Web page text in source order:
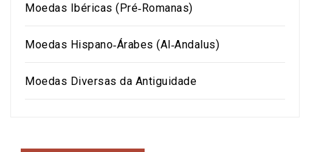
Moedas Ibéricas (Pré‑Romanas)
Moedas Hispano‑Árabes (Al‑Andalus)
Moedas Diversas da Antiguidade